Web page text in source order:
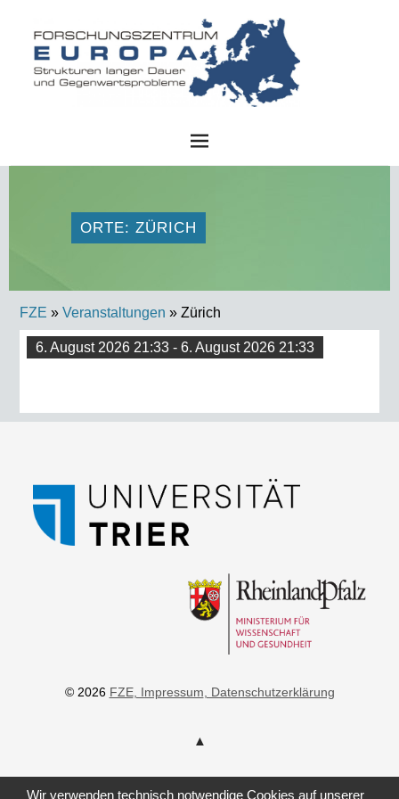
ORTE: ZÜRICH
FZE » Veranstaltungen » Zürich
6. August 2026 21:33 - 6. August 2026 21:33
© 2026 FZE, Impressum, Datenschutzerklärung
Wir verwenden technisch notwendige Cookies auf unserer